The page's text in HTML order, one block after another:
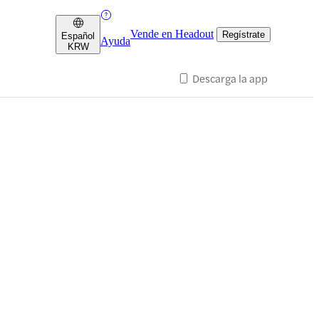
Español
KRW
Ayuda
Vende en Headout Regístrate
Descarga la app